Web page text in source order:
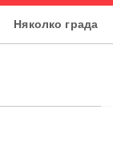
Няколко града